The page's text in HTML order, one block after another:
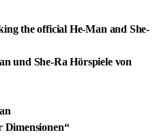
the official He-Man and She-
und She-Ra Hörspiele von